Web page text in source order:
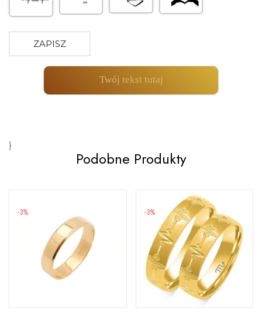
ZAPISZ
Twój tekst tutaj
}
Podobne Produkty
-3% -3%